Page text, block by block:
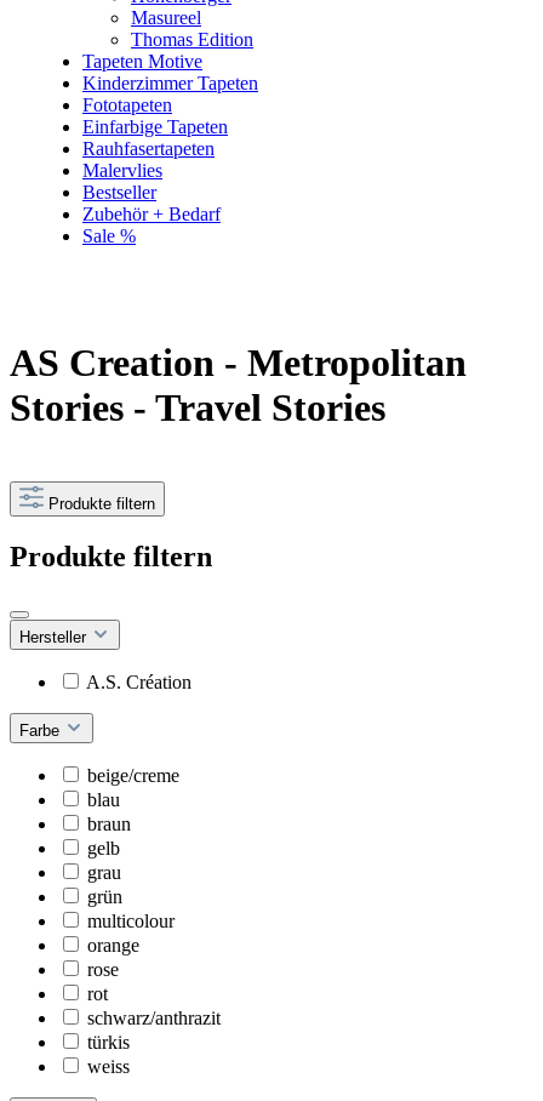
Masureel
Thomas Edition
Tapeten Motive
Kinderzimmer Tapeten
Fototapeten
Einfarbige Tapeten
Rauhfasertapeten
Malervlies
Bestseller
Zubehör + Bedarf
Sale %
AS Creation - Metropolitan
Stories - Travel Stories
Produkte filtern
Produkte filtern
Hersteller
A.S. Création
Farbe
beige/creme
blau
braun
gelb
grau
grün
multicolour
orange
rose
rot
schwarz/anthrazit
türkis
weiss